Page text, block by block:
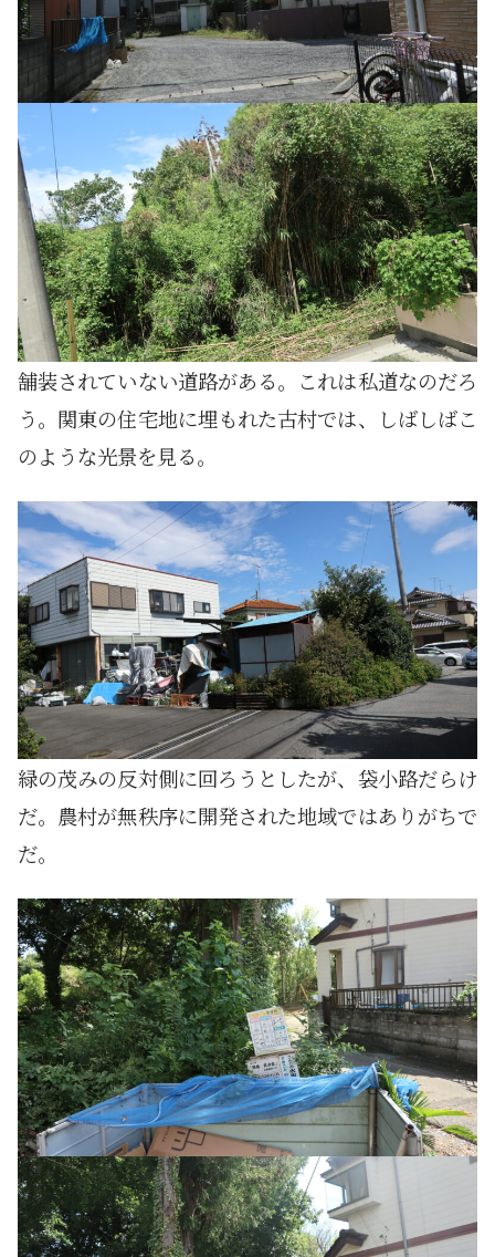
舗装されていない道路がある。これは私道なのだろ
う。関東の住宅地に埋もれた古村では、しばしばこ
のような光景を見る。
緑の茂みの反対側に回ろうとしたが、袋小路だらけ
だ。農村が無秩序に開発された地域ではありがちで
だ。